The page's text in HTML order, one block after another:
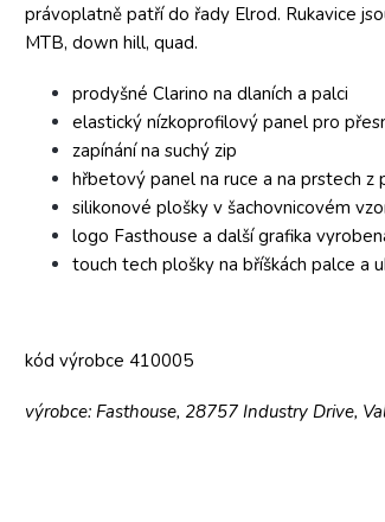
právoplatně patří do řady Elrod. Rukavice
MTB, down hill, quad.
prodyšné Clarino na dlaních a palci
elastický nízkoprofilový panel pro
zapínání na suchý zip
hřbetový panel na ruce a na prstech
silikonové plošky v šachovnicovém
logo Fasthouse a další grafika
touch tech plošky na bříškách palce a
kód výrobce 410005
výrobce: Fasthouse, 28757 Industry Drive,